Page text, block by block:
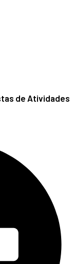
de Atividades